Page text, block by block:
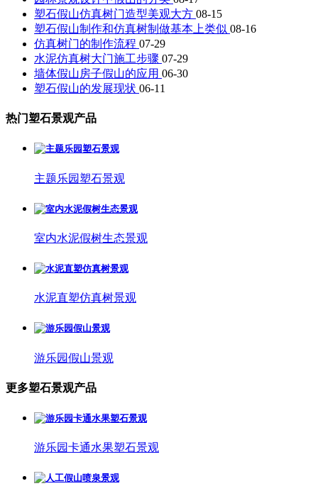
塑石假山仿真树门造型美观大方 08-15
塑石假山制作和仿真树制做基本上类似 08-16
仿真树门的制作流程 07-29
水泥仿真树大门施工步骤 07-29
墙体假山房子假山的应用 06-30
塑石假山的发展现状 06-11
热门塑石景观产品
主题乐园塑石景观
室内水泥假树生态景观
水泥直塑仿真树景观
游乐园假山景观
更多塑石景观产品
游乐园卡通水果塑石景观